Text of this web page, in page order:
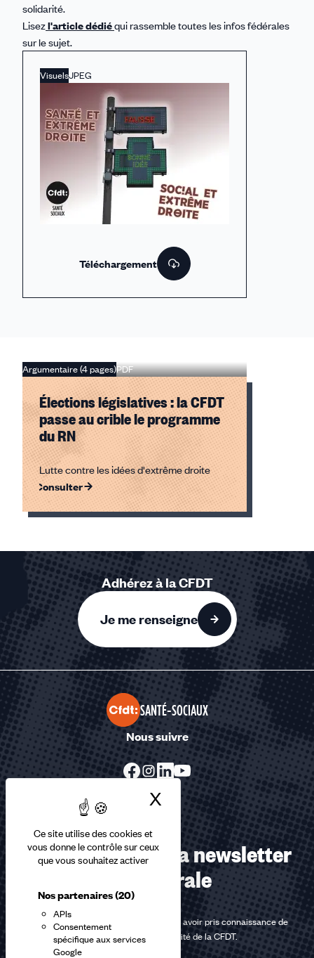
Ce site utilise des cookies et
vous donne le contrôle sur ceux
que vous souhaitez activer
Nos partenaires(20)
APIs
Consentement
spécifique aux services
Google
X Masquer le
VisuelsJPEG
Téléchargement
solidarité.
Lisezl'article dédiéqui rassemble toutes les infos fédérales
sur le sujet.
Argumentaire (4 pages)PDF
Élections législatives : la CFDT
passe au crible le programme
du RN
Lutte contre les idées d'extrême droite
Consulter
Élément
sur
accessible
Adhérez à la CFDT
Je me renseigne
SANTÉ-SOCIAUX
Nous suivre
Abonnez-vous à la newsletter
confédérale
En m'inscrivant à la newsletter, j'affirme avoir pris connaissance de
lapolitique de confidentialité de la CFDT.